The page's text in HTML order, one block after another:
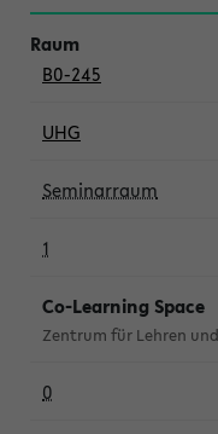
B0-245
UHG
Seminarraum
1
Co-Learning Space
Zentrum für Lehren
0